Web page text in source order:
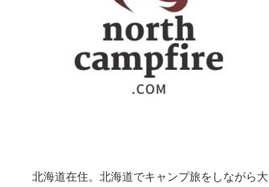
北海道在住。北海道でキャンプ旅をしながら大